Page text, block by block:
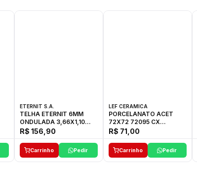
ETERNIT S.A.
TELHA ETERNIT 6MM
ONDULADA 3,66X1,10
48,80KG
R$ 156,90
Carrinho Pedir
LEF CERAMICA
PORCELANATO ACET
72X72 72095 CX
C/2,59M2
R$ 71,00
Carrinho Pedir